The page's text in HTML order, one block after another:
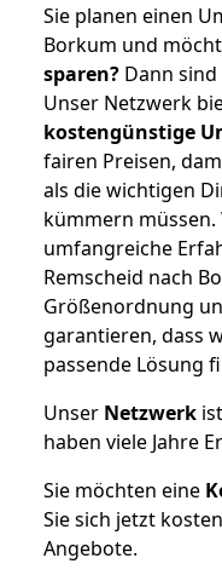
Sie planen einen
Borkum und
sparen? Dann
Unser Netzwerk
kostengünstige
fairen Preisen,
als die wichtigen
kümmern
umfangreiche
Remscheid nach
Größenordnung
garantieren, dass
passende Lösung
Unser Netzwerk
haben viele Jahre
Sie möchten eine
Sie sich jetzt
Angebote.